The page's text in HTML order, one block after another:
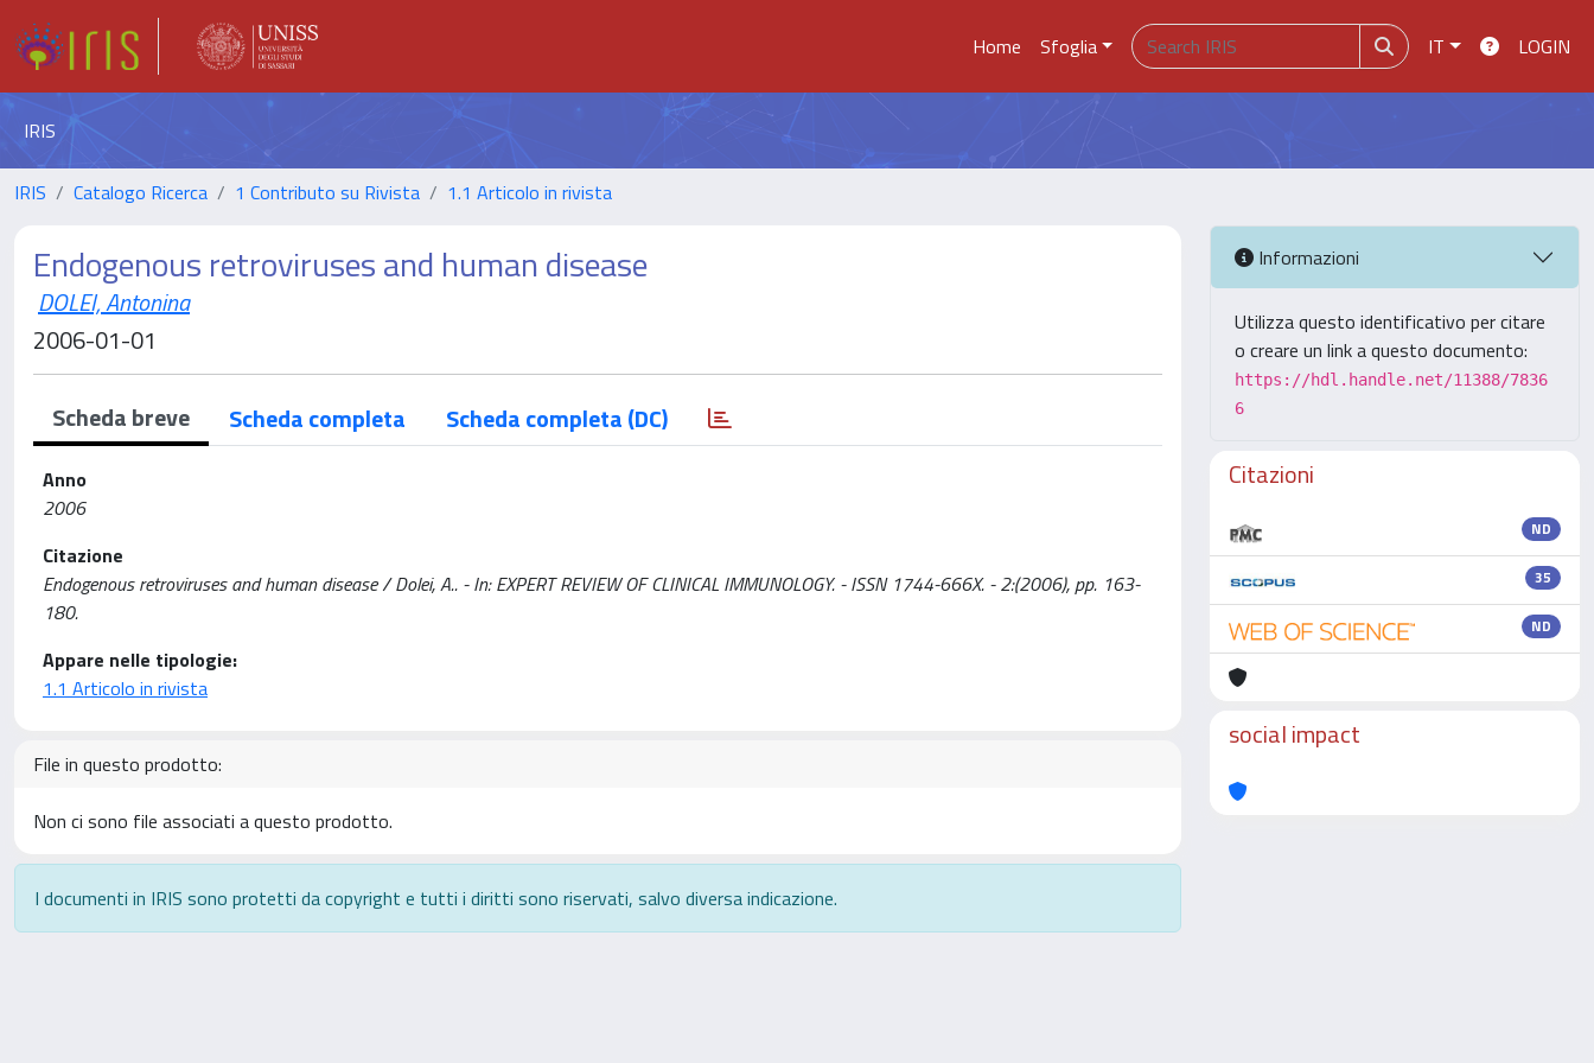
Home Sfoglia IT LOGIN
IRIS
IRIS Catalogo Ricerca 1 Contributo su Rivista 1.1 Articolo in rivista
Endogenous retroviruses and human disease
DOLEI, Antonina
2006-01-01
Scheda breve Scheda completa Scheda completa (DC)
Anno
2006
Citazione
Endogenous retroviruses and human disease / Dolei, A.. - In: EXPERT REVIEW OF CLINICAL IMMUNOLOGY. - ISSN 1744-666X. - 2:(2006), pp. 163-
180.
Appare nelle tipologie:
1.1 Articolo in rivista
File in questo prodotto:
Non ci sono file associati a questo prodotto.
I documenti in IRIS sono protetti da copyright e tutti i diritti sono riservati, salvo diversa indicazione.
Informazioni
Utilizza questo identificativo per citare
o creare un link a questo documento:
https://hdl.handle.net/11388/7836
6
Citazioni
ND
35
ND
social impact